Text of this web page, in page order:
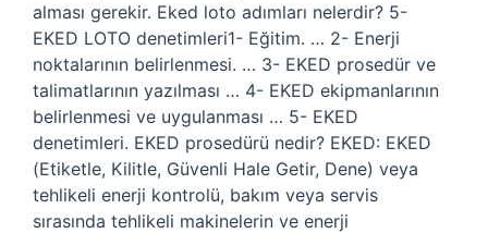
alması gerekir. Eked loto adımları nelerdir? 5-
EKED LOTO denetimleri1- Eğitim. … 2- Enerji
noktalarının belirlenmesi. … 3- EKED prosedür ve
talimatlarının yazılması … 4- EKED ekipmanlarının
belirlenmesi ve uygulanması … 5- EKED
denetimleri. EKED prosedürü nedir? EKED: EKED
(Etiketle, Kilitle, Güvenli Hale Getir, Dene) veya
tehlikeli enerji kontrolü, bakım veya servis
sırasında tehlikeli makinelerin ve enerji